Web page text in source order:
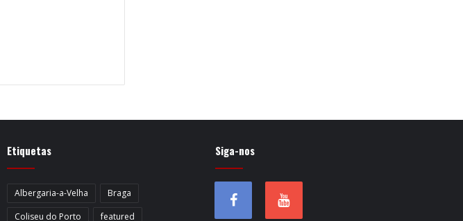
Etiquetas
Albergaria-a-Velha
Braga
Coliseu do Porto
featured
Siga-nos